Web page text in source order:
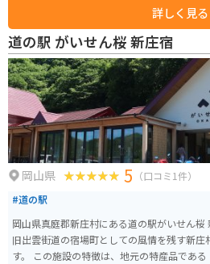
前の準備が必要です。広くはありませんが
には絶好のスポットです。
詳しく見る
道の駅 がいせん桜 新庄宿
岡山県 5 （口コミ1件）
#道の駅
岡山県真庭郡新庄村にある道の駅がいせん桜
旧出雲街道の宿場町としての風情を残す新
す。 この施設の特徴は、地元の特産品である「ひめのもち」を全面的に打ち